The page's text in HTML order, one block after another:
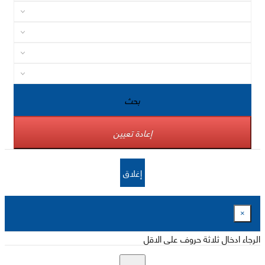
بحث
إعادة تعيين
إغلاق
×
الرجاء ادخال ثلاثة حروف على الاقل